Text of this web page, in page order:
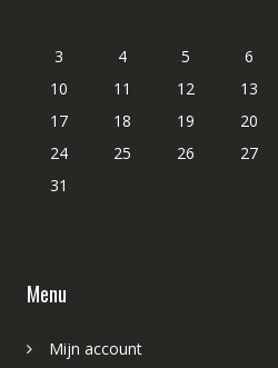
3
4 5 6
10
11 12 13
17
18 19 20
24
25 26 27
31
Menu
Mijn account